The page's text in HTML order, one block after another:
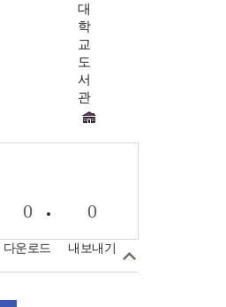
대
학
교
도
서
관
0
다운로드
0
내보내기